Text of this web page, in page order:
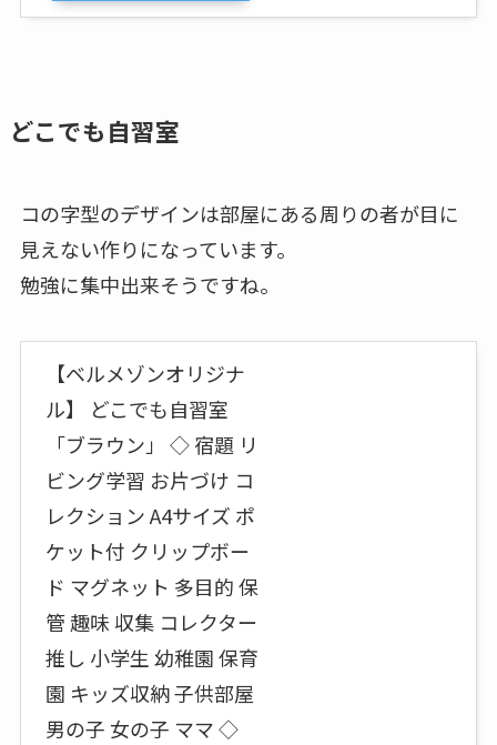
どこでも自習室
コの字型のデザインは部屋にある周りの者が目に
見えない作りになっています。
勉強に集中出来そうですね。
【ベルメゾンオリジナ
ル】 どこでも自習室
「ブラウン」 ◇ 宿題 リ
ビング学習 お片づけ コ
レクション A4サイズ ポ
ケット付 クリップボー
ド マグネット 多目的 保
管 趣味 収集 コレクター
推し 小学生 幼稚園 保育
園 キッズ収納 子供部屋
男の子 女の子 ママ ◇